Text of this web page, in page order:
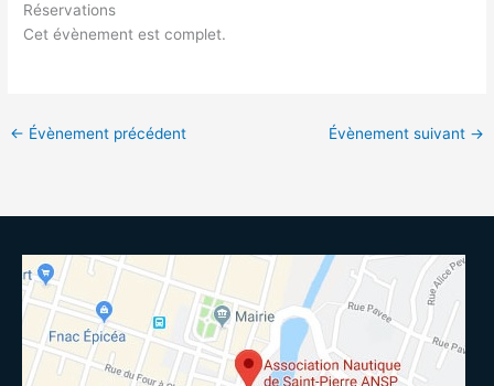
Réservations
Cet évènement est complet.
← Évènement précédent Évènement suivant →